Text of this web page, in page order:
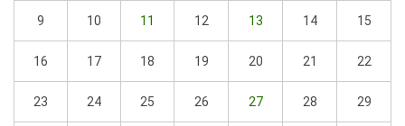
9 10 11 12 13 14 15
16 17 18 19 20 21 22
23 24 25 26 27 28 29